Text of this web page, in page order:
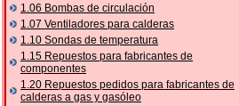
1.06 Bombas de circulación
1.07 Ventiladores para calderas
1.10 Sondas de temperatura
1.15 Repuestos para fabricantes de
componentes
1.20 Repuestos pedidos para fabricantes de
calderas a gas y gasóleo